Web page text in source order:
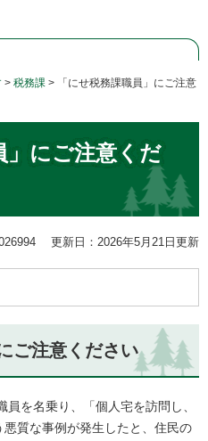
> 税務課 >
「にせ税務課職員」にご注意
」にご注意くだ
更新日：2026年5月21日更新
ご注意ください
を名乗り、「個人宅を訪問し、
質な事例が発生したと、住民の